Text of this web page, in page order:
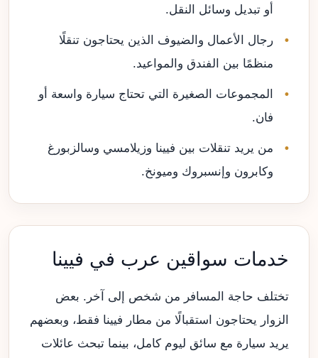
أو تبديل وسائل النقل.
رجال الأعمال والضيوف الذين يحتاجون تنقلًا
منظمًا بين الفندق والمواعيد.
المجموعات الصغيرة التي تحتاج سيارة واسعة أو
فان.
من يريد تنقلات بين فيينا وزيلامسي وسالزبورغ
وكابرون وإنسبروك وميونخ.
خدمات سواقين عرب في فيينا
تختلف حاجة المسافر من شخص إلى آخر. بعض
الزوار يحتاجون استقبالًا من مطار فيينا فقط، وبعضهم
يريد سيارة مع سائق ليوم كامل، بينما تبحث عائلات